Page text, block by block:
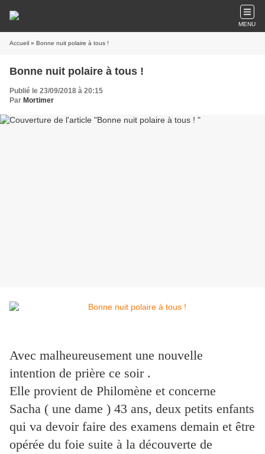
MENU
Accueil » Bonne nuit polaire à tous !
Bonne nuit polaire à tous !
Publié le 23/09/2018 à 20:15
Par Mortimer
Avec malheureusement une nouvelle
intention de prière ce soir .
Elle provient de Philomène et concerne
Sacha ( une dame ) 43 ans, deux petits enfants
qui va devoir faire des examens demain et être
opérée du foie suite à la découverte de